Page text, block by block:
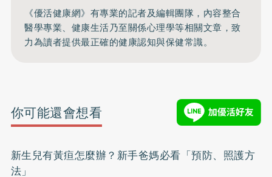
《優活健康網》有專業的記者及編輯團隊，內容整合
醫學專業、健康生活乃至關係心理學等相關文章，致
力為讀者提供最正確的健康認知與保健常識。
你可能還會想看
新生兒有黃疸怎麼辦？新手爸媽必看「預防、照護方
法」